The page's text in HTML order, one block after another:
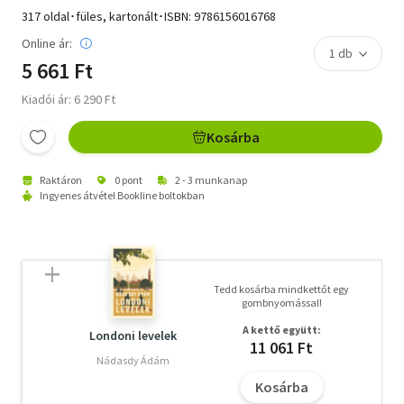
317 oldal･füles, kartonált･ISBN: 9786156016768
Online ár:
5 661 Ft
Kiadói ár: 6 290 Ft
Kosárba
Raktáron 0 pont
2 - 3 munkanap
Ingyenes átvétel Bookline boltokban
Londoni levelek
Nádasdy Ádám
Tedd kosárba mindkettőt egy
gombnyomással!
A kettő együtt:
11 061 Ft
Kosárba